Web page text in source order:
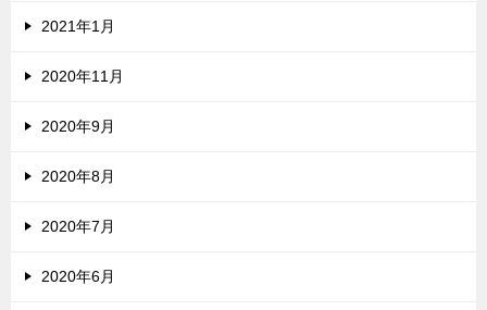
2021年1月
2020年11月
2020年9月
2020年8月
2020年7月
2020年6月